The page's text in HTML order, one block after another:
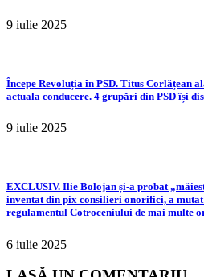
9 iulie 2025
Începe Revoluția în PSD. Titus Corlățean
actuala conducere. 4 grupări din PSD își
9 iulie 2025
EXCLUSIV. Ilie Bolojan și-a probat
inventat din pix consilieri onorifici, a mutat
regulamentul Cotroceniului de mai multe
6 iulie 2025